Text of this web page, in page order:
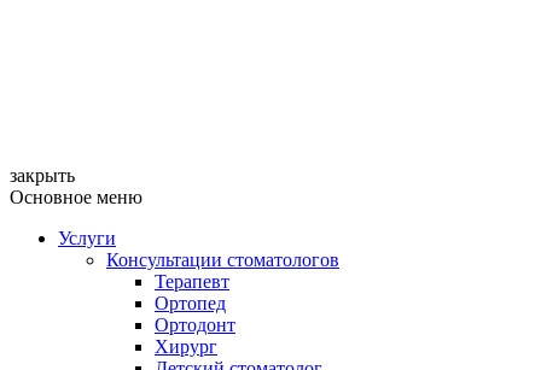
закрыть
Основное меню
Услуги
Консультации стоматологов
Терапевт
Ортопед
Ортодонт
Хирург